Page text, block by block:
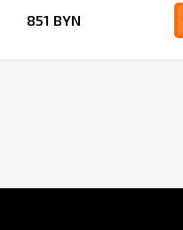
851 BYN